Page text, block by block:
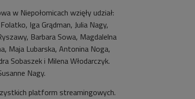
w Niepołomicach wzięły udział:
Iga Grądman, Julia Nagy,
Barbara Sowa, Magdalelna
Maja Lubarska, Antonina Noga,
Sobaszek i Milena Włodarczyk.
Nagy.
platform streamingowych.